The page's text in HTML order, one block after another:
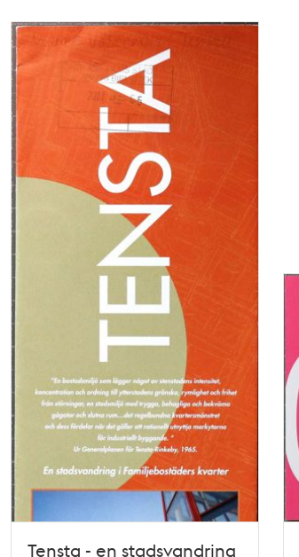
Tensta - en stadsvandring